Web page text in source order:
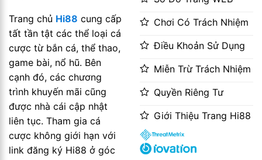
Trang chủ Hi88 cung cấp
tất tần tật các thể loại cá
cược từ bắn cá, thể thao,
game bài, nổ hũ. Bên
cạnh đó, các chương
trình khuyến mãi cũng
được nhà cái cập nhật
liên tục. Tham gia cá
cược không giới hạn với
link đăng ký Hi88 ở góc
Chơi Có Trách Nhiệm
Điều Khoản Sử Dụng
Miễn Trừ Trách Nhiệm
Quyền Riêng Tư
Giới Thiệu Trang Hi88